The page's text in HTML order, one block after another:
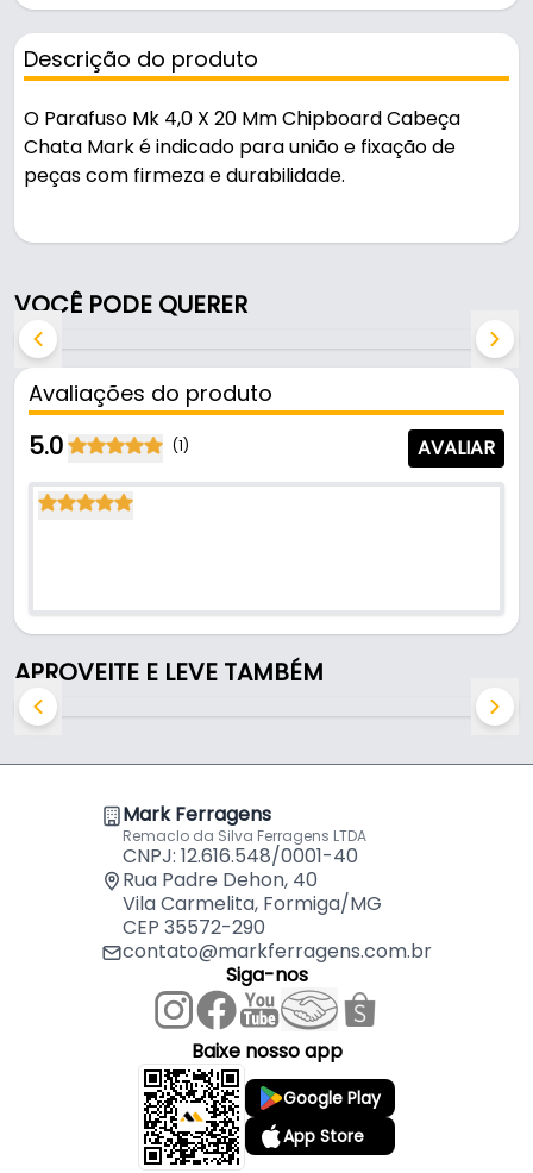
Descrição do produto
O Parafuso Mk 4,0 X 20 Mm Chipboard Cabeça
Chata Mark é indicado para união e fixação de
peças com firmeza e durabilidade.
Fabricado em Aço com acabamento
bicromatizado, é resistente e durável no uso diário.
Características:
- Marca: Mark
- Modelo: Chipboard
- Material: Aço
- Acabamento: Bicromatizado
- Forma da cabeça: Cabeça Chata
- Medida: 4,0 x 20 mm
- Formato da ponta: Cônica
VOCÊ PODE QUERER
Avaliações do produto
5.0 (1) AVALIAR
APROVEITE E LEVE TAMBÉM
Mark Ferragens
Remaclo da Silva Ferragens LTDA
CNPJ: 12.616.548/0001-40
Rua Padre Dehon, 40
Vila Carmelita, Formiga/MG
CEP 35572-290
contato@markferragens.com.br
Siga-nos
Baixe nosso app
Google Play
App Store